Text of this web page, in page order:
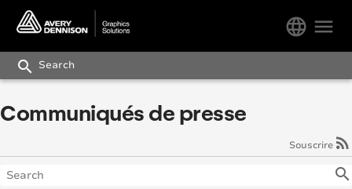
menu
language
search
Communiqués de presse
Souscrire rss_feed
search